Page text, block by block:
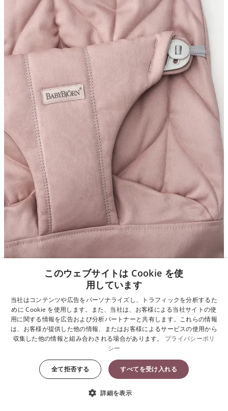
ウーブン素材
赤ちゃんの肌にやさしく、豊かな光沢のある仕上がりで、高品質な
ものです。
このウェブサイトは Cookie を使
用しています
当社はコンテンツや広告をパーソナライズし、トラフィックを分析するた
めに Cookie を使用します。また、当社は、お客様による当社サイトの使
用に関する情報を広告および分析パートナーと共有します。これらの情報
は、お客様が提供した他の情報、またはお客様によるサービスの使用から
収集した他の情報と組み合わされる場合があります。
プライバシーポリ
シー
すべてを受け入れる
全て拒否する
詳細を表示